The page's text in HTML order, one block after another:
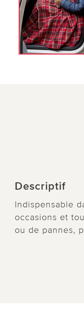
Descriptif
Indispensable
occasions et
ou de pannes,